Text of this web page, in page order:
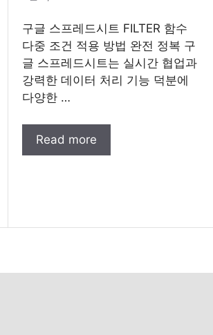
구글 스프레드시트 FILTER 함수
다중 조건 적용 방법 완전 정복 구
글 스프레드시트는 실시간 협업과
강력한 데이터 처리 기능 덕분에
다양한 …
Read more